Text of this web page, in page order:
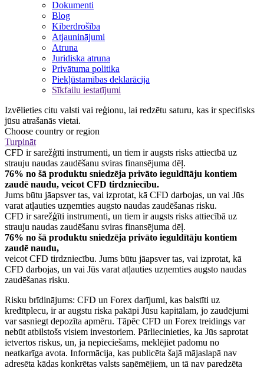
Dokumenti
Blog
Kiberdrošība
Atjauninājumi
Atruna
Juridiska atruna
Privātuma politika
Piekļūstamības deklarācija
Sīkfailu iestatījumi
Izvēlieties citu valsti vai reģionu, lai redzētu saturu, kas ir specifisks
jūsu atrašanās vietai.
Choose country or region
Turpināt
CFD ir sarežģīti instrumenti, un tiem ir augsts risks attiecībā uz
strauju naudas zaudēšanu sviras finansējuma dēļ.
76% no šā produktu sniedzēja privāto ieguldītāju kontiem
zaudē naudu, veicot CFD tirdzniecību.
Jums būtu jāapsver tas, vai izprotat, kā CFD darbojas, un vai Jūs
varat atļauties uzņemties augsto naudas zaudēšanas risku.
CFD ir sarežģīti instrumenti, un tiem ir augsts risks attiecībā uz
strauju naudas zaudēšanu sviras finansējuma dēļ.
76% no šā produktu sniedzēja privāto ieguldītāju kontiem
zaudē naudu,
veicot CFD tirdzniecību. Jums būtu jāapsver tas, vai izprotat, kā
CFD darbojas, un vai Jūs varat atļauties uzņemties augsto naudas
zaudēšanas risku.
Risku brīdinājums: CFD un Forex darījumi, kas balstīti uz
kredītplecu, ir ar augstu riska pakāpi Jūsu kapitālam, jo zaudējumi
var sasniegt depozīta apmēru. Tāpēc CFD un Forex treidings var
nebūt atbilstošs visiem investoriem. Pārliecinieties, ka Jūs saprotat
ietvertos riskus, un, ja nepieciešams, meklējiet padomu no
neatkarīga avota. Informācija, kas publicēta šajā mājaslapā nav
adresēta kādas konkrētas valsts saņēmējiem, un tā nav paredzēta